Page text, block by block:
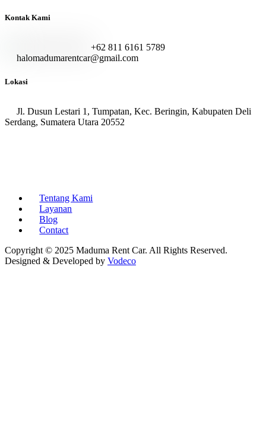
Kontak Kami
+62 811 6161 5789
halomadumarentcar@gmail.com
Lokasi
Jl. Dusun Lestari 1, Tumpatan, Kec. Beringin, Kabupaten Deli
Serdang, Sumatera Utara 20552
Tentang Kami
Layanan
Blog
Contact
Copyright © 2025 Maduma Rent Car. All Rights Reserved.
Designed & Developed by Vodeco